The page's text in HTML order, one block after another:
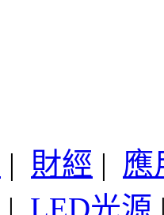
| 財經 | 應
| LED光源